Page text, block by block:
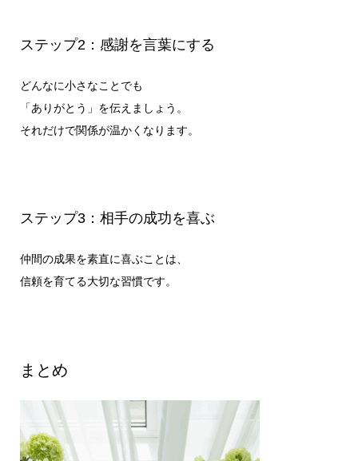
ステップ2：感謝を言葉にする
どんなに小さなことでも
「ありがとう」を伝えましょう。
それだけで関係が温かくなります。
ステップ3：相手の成功を喜ぶ
仲間の成果を素直に喜ぶことは、
信頼を育てる大切な習慣です。
まとめ